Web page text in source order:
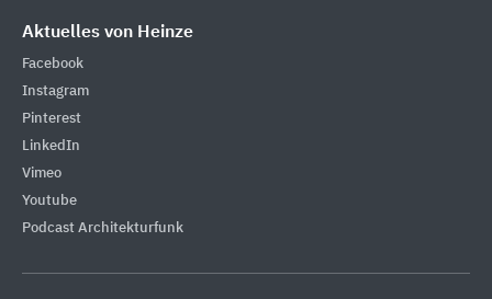
Aktuelles von Heinze
Facebook
Instagram
Pinterest
LinkedIn
Vimeo
Youtube
Podcast Architekturfunk